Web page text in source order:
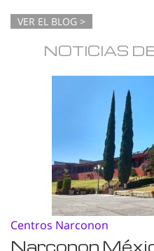
VER EL BLOG >
NOTICIAS
Centros Narconon
Narconon